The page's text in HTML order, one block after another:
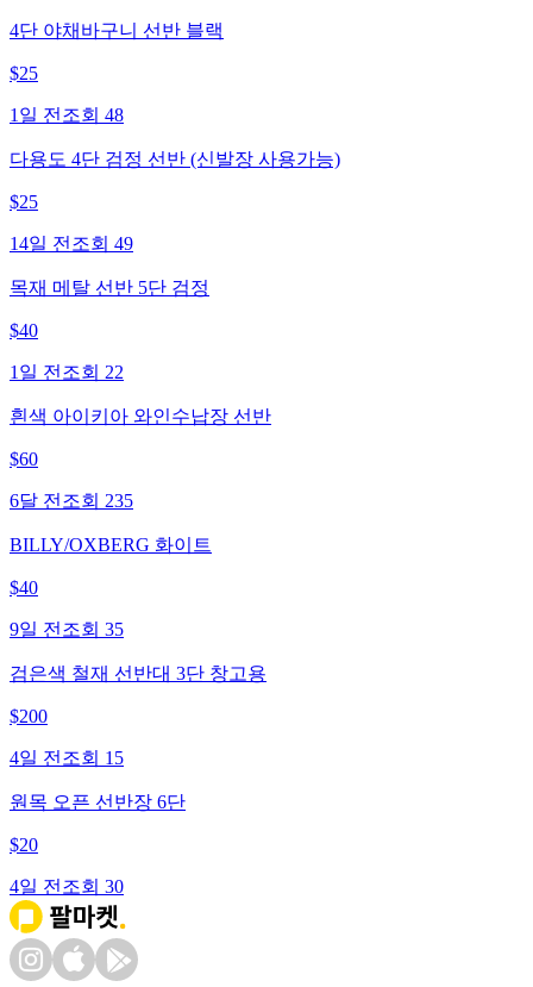
4단 야채바구니 선반 블랙
$25
1일 전 조회 48
다용도 4단 검정 선반 (신발장 사용가능)
$25
14일 전 조회 49
목재 메탈 선반 5단 검정
$40
1일 전 조회 22
흰색 아이키아 와인수납장 선반
$60
6달 전 조회 235
BILLY/OXBERG 화이트
$40
9일 전 조회 35
검은색 철재 선반대 3단 창고용
$200
4일 전 조회 15
원목 오픈 선반장 6단
$20
4일 전 조회 30